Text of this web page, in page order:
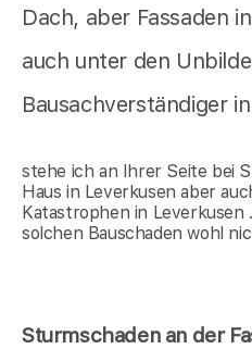
Dach, aber Fassaden
auch unter den
Bausachverständiger
stehe ich an Ihrer Seite bei
Haus in Leverkusen aber
Katastrophen in Leverkusen
solchen Bauschaden wohl
Sturmschaden an der